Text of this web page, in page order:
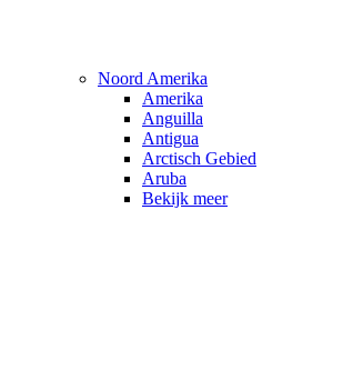
Noord Amerika
Amerika
Anguilla
Antigua
Arctisch Gebied
Aruba
Bekijk meer